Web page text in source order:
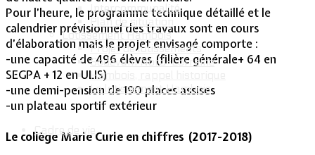
Intercommunalité
Plan de situation
Lotissement Hambois
Projet de lotissements
Sodevam Nord-Lorraine
Hambois, rappel historique
Le lotissement Hambois
Cadre de vie
Pour l’heure, le programme technique détaillé et le
calendrier prévisionnel des travaux sont en cours
d’élaboration mais le projet envisagé comporte :
-une capacité de 496 élèves (filière générale+ 64 en
SEGPA + 12 en ULIS)
-une demi-pension de 190 places assises
-un plateau sportif extérieur
Le collège Marie Curie en chiffres (2017-2018)